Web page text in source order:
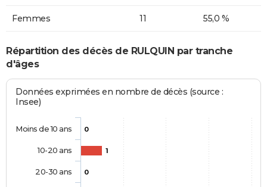
Femmes 11 55,0 %
Répartition des décès de RULQUIN par tranche
d'âges
Données exprimées en nombre de décès (source :
Insee)
0
1
0
Moins de 10 ans
10-20 ans
20-30 ans